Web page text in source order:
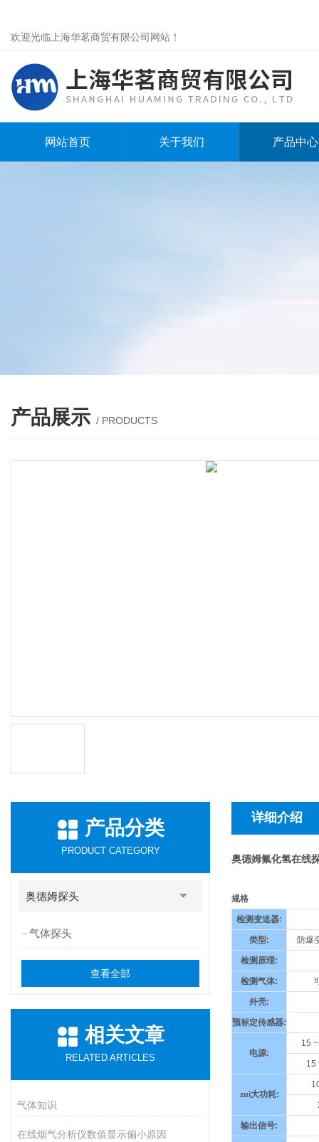
欢迎光临上海华茗商贸有限公司网站！
网站首页 关于我们 产品中心
产品展示 / PRODUCTS
产品分类
PRODUCT CATEGORY
奥德姆探头
气体探头
查看全部
相关文章
RELATED ARTICLES
气体知识
在线烟气分析仪数值显示偏小原因
详细介绍
奥德姆氟化氢在线
规格
检测变送器:
类型: 防爆
检测原理:
检测气体:
外壳:
预标定传感器:
电源:
15
15
zui大功耗:
输出信号: